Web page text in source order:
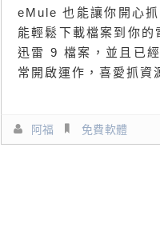
eMule 也能讓你開心
能輕鬆下載檔案到你
迅雷 9 檔案，並且已
常開啟運作，喜愛抓資
阿福 免費軟體